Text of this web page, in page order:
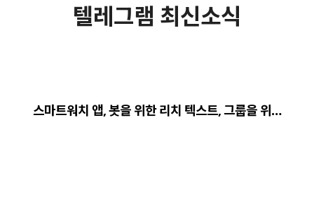
텔레그램 최신소식
스마트워치 앱, 봇을 위한 리치 텍스트, 그룹을 위…